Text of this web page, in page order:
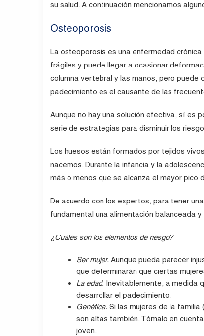
su salud. A continuación mencionamos
Osteoporosis
La osteoporosis es una enfermedad
frágiles y puede llegar a ocasionar
columna vertebral y las manos, pero puede
padecimiento es el causante de las
Aunque no hay una solución efectiva, sí es
serie de estrategias para disminuir los
Los huesos están formados por tejidos
nacemos. Durante la infancia y la
más o menos que se alcanza el mayor pico
De acuerdo con los expertos, para tener
fundamental una alimentación balanceada
¿Cuáles son los elementos de riesgo?
Ser mujer. Aunque pueda parecer
que determinarán que ciertas
La edad. Inevitablemente, a medida
desarrollar el padecimiento.
Genética. Si las mujeres de la
son altas también. Tómalo en
joven.